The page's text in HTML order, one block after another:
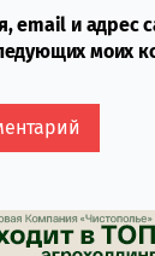
email и адрес
моих